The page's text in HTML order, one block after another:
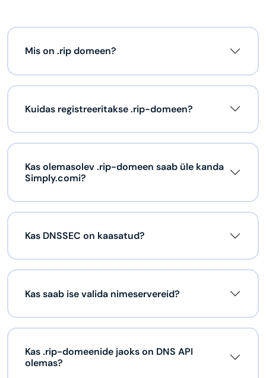
Mis on .rip domeen?
Kuidas registreeritakse .rip-domeen?
Kas olemasolev .rip-domeen saab üle kanda
Simply.comi?
Kas DNSSEC on kaasatud?
Kas saab ise valida nimeservereid?
Kas .rip-domeenide jaoks on DNS API
olemas?